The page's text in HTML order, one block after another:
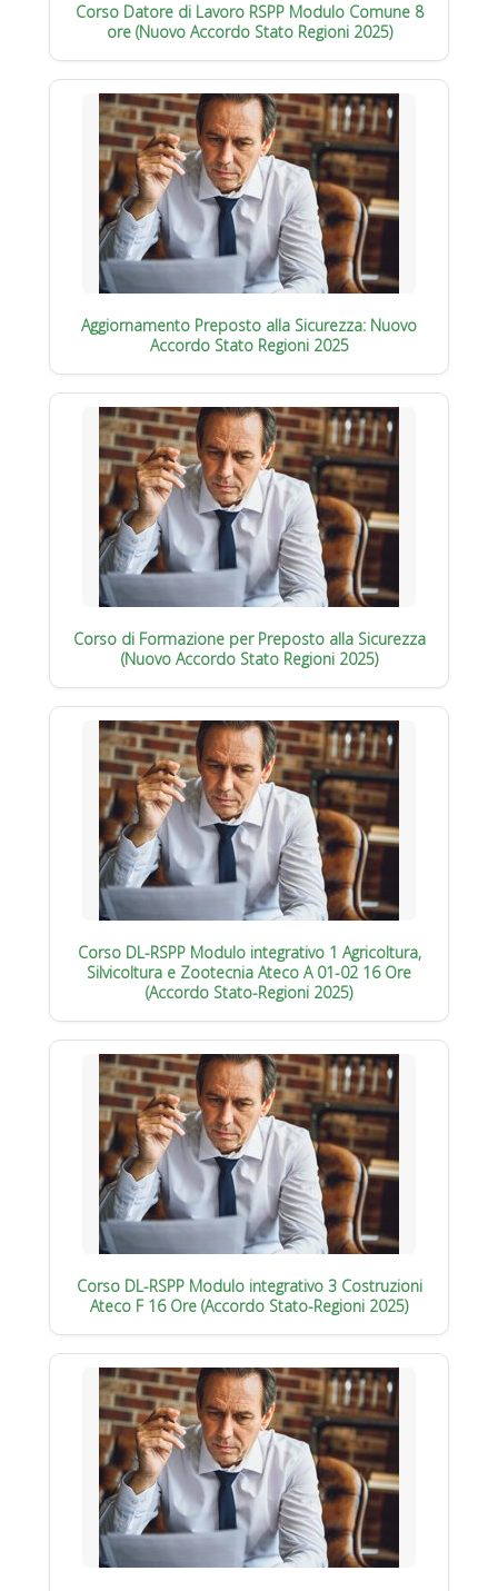
Corso Datore di Lavoro RSPP Modulo Comune 8
ore (Nuovo Accordo Stato Regioni 2025)
Aggiornamento Preposto alla Sicurezza: Nuovo
Accordo Stato Regioni 2025
Corso di Formazione per Preposto alla Sicurezza
(Nuovo Accordo Stato Regioni 2025)
Corso DL-RSPP Modulo integrativo 1 Agricoltura,
Silvicoltura e Zootecnia Ateco A 01-02 16 Ore
(Accordo Stato-Regioni 2025)
Corso DL-RSPP Modulo integrativo 3 Costruzioni
Ateco F 16 Ore (Accordo Stato-Regioni 2025)